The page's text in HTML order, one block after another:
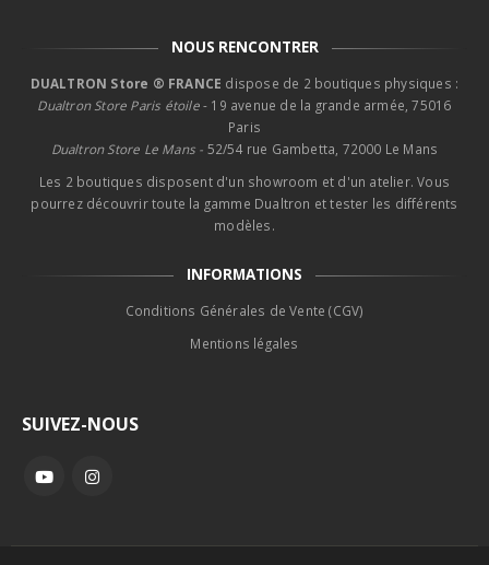
NOUS RENCONTRER
DUALTRON Store ® FRANCE dispose de 2 boutiques physiques :
Dualtron Store Paris étoile- 19 avenue de la grande armée, 75016
Paris
Dualtron Store Le Mans - 52/54 rue Gambetta, 72000 Le Mans
Les 2 boutiques disposent d'un showroom et d'un atelier. Vous
pourrez découvrir toute la gamme Dualtron et tester les différents
modèles.
INFORMATIONS
Conditions Générales de Vente (CGV)
Mentions légales
SUIVEZ-NOUS